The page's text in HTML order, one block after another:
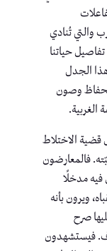
والتي تُنادي
تفاصيل حياتنا
الجدل
وصون
الغربية.
قضية الاختلاط
فالمعارضون
مدخلًا
ويرون بأنه
صرح
فيستشهدون